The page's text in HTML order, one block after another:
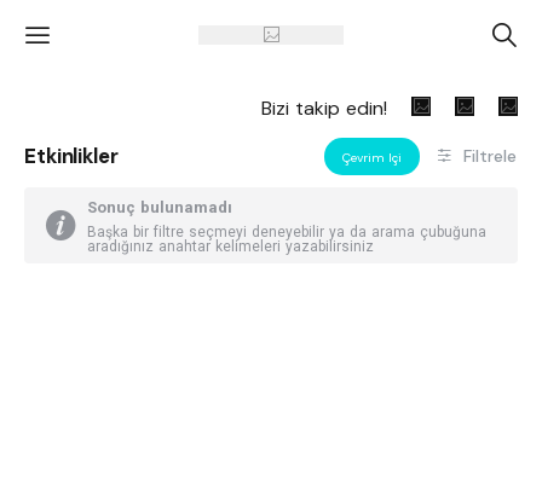
' A
Bizi takip edin!
Etkinlikler Çevrim Içi Filtrele
Sonuç bulunamadı
Başka bir filtre seçmeyi deneyebilir ya da arama çubuğuna
aradığınız anahtar kelimeleri yazabilirsiniz